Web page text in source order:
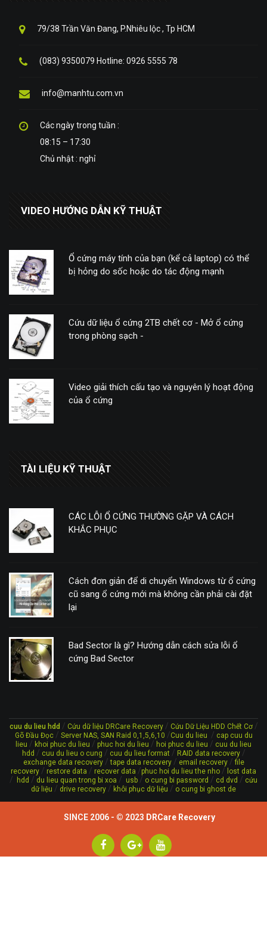
79/38 Trần Văn Đang, P.Nhiêu lộc , Tp HCM
(083) 9350079 Hotline: 0926 5555 78
info@manhtu.com.vn
Các ngày trong tuần :
08:15 – 17:30
Chủ nhật : nghỉ
VIDEO HƯỚNG DẪN KỸ THUẬT
Ổ cứng máy tính của bạn (kể cả laptop) có thể
bị hỏng do sốc hoặc do tác động mạnh
Cứu dữ liệu ổ cứng 2TB chết cơ - Mở ổ cứng
trong phòng sạch -
Video giải thích cấu tạo và nguyên lý hoạt động
của ổ cứng
TÀI LIỆU KỸ THUẬT
CÁC LỖI Ổ CỨNG THƯỜNG GẶP VÀ CÁCH
KHẮC PHỤC
Cách đơn giản để di chuyển Windows từ ổ cứng
cũ sang ổ cứng mới mà không cần phải cài đặt
lại
Bad Sector là gì? Hướng dẫn cách sửa lỗi ổ
cứng Bad Sector
cuu du lieu hdd / Cứu dữ liệu DRCare Recovery/ Cứu Dữ Liệu HDD Chết Cơ/
Gõ Đầu Đọc/ Server NAS, SAN Raid 0,1,5,6,10 /Cuu du lieu / cap cuu du
lieu / khoi phuc du lieu / phuc hoi du lieu / hoi phuc du lieu / cuu du lieu
hdd / cuu du lieu o cung / cuu du lieu format / RAID data recovery/
exchange data recovery/tape data recovery/ email recovery/ file
recovery / restore data / recover data /phuc hoi du lieu the nho / lost data
/ hdd / du lieu quan trong bi xoa / usb / o cung bi password / cd dvd / cứu
dữ liệu / drive recovery / khôi phục dữ liệu / o cung bi ghost de
SINCE 2006 - © 2023 DRCare Recovery